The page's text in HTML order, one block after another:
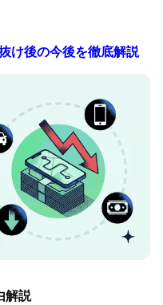
け後の今後を徹底解説
解説